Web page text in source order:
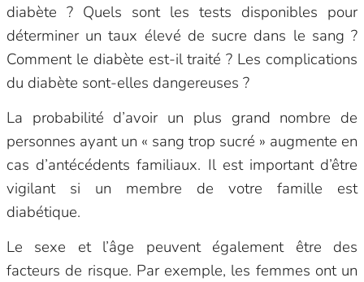
diabète ? Quels sont les tests disponibles pour
déterminer un taux élevé de sucre dans le sang ?
Comment le diabète est-il traité ? Les complications
du diabète sont-elles dangereuses ?
La probabilité d’avoir un plus grand nombre de
personnes ayant un « sang trop sucré » augmente en
cas d’antécédents familiaux. Il est important d’être
vigilant si un membre de votre famille est
diabétique.
Le sexe et l’âge peuvent également être des
facteurs de risque. Par exemple, les femmes ont un